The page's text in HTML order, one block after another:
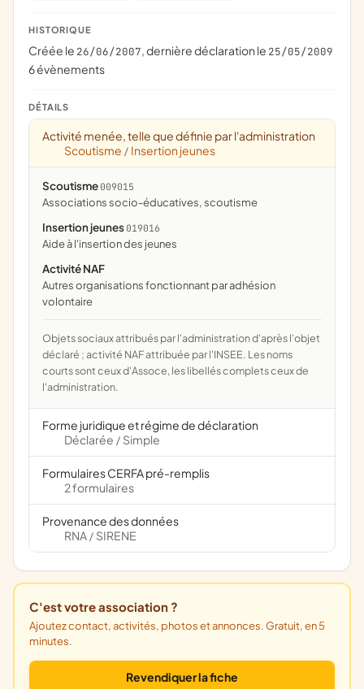
HISTORIQUE
Créée le 26/06/2007, dernière déclaration le 25/05/2009
6 évènements
DÉTAILS
Activité menée, telle que définie par l'administration
Scoutisme / Insertion jeunes
Scoutisme 009015
associations socio-éducatives, scoutisme
Insertion jeunes 019016
aide à l'insertion des jeunes
Activité NAF
Autres organisations fonctionnant par adhésion
volontaire
Objets sociaux attribués par l'administration d'après l'objet
déclaré ; activité NAF attribuée par l'INSEE. Les noms
courts sont ceux d'Assoce, les libellés complets ceux de
l'administration.
Forme juridique et régime de déclaration
Déclarée / Simple
Formulaires CERFA pré-remplis
2 formulaires
Provenance des données
RNA / SIRENE
C'est votre association ?
Ajoutez contact, activités, photos et annonces. Gratuit, en 5
minutes.
Revendiquer la fiche